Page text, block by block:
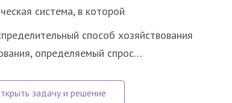
система, в которой
способ хозяйствования
определяемый спрос…